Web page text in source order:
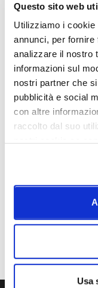
Questo sito web
Utilizziamo i
annunci, per
analizzare il nostro
informazioni sul
nostri partner che
pubblicità e social
con altre
raccolto dal suo
Usa
Potenza e attacco
62W - 2700K/3000K -
5100Lm + 1900Lm -
Classe energetica
Schemi tecnici